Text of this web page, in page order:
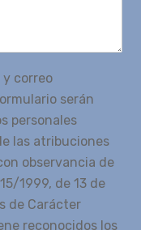
y correo
serán
personales
las atribuciones
observancia de
1999, de 13 de
de Carácter
reconocidos los